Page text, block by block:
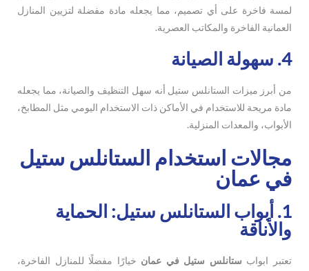
لمسة فاخرة على أي تصميم، مما يجعله مادة مفضلة لتزيين المنازل
العمانية الفاخرة والمكاتب العصرية.
4. سهولة الصيانة
من أبرز ميزات الستانلس ستيل أنه سهل التنظيف والصيانة، مما يجعله
مادة مريحة للاستخدام في الأماكن ذات الاستخدام اليومي مثل المطابخ،
الأبواب، والمعدات المنزلية.
مجالات استخدام الستانلس ستيل
في عمان
1. أبواب الستانلس ستيل: الحماية
والأناقة
تعتبر ابواب ستانلس ستيل في عمان خيارًا مفضلًا للمنازل الفاخرة،